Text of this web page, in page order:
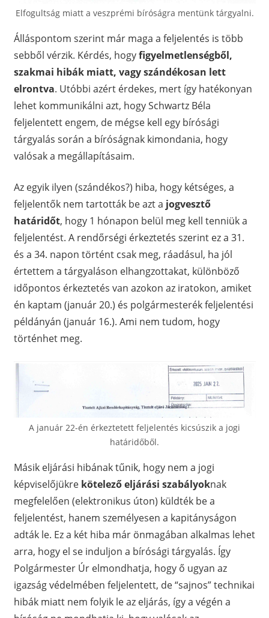
Elfogultság miatt a veszprémi bíróságra mentünk tárgyalni.
Álláspontom szerint már maga a feljelentés is több
sebből vérzik. Kérdés, hogyfigyelmetlenségből,
szakmai hibák miatt, vagy szándékosan lett
elrontva. Utóbbi azért érdekes, mert így hatékonyan
lehet kommunikálni azt, hogy Schwartz Béla
feljelentett engem, de mégse kell egy bírósági
tárgyalás során a bíróságnak kimondania, hogy
valósak a megállapításaim.
Az egyik ilyen (szándékos?) hiba, hogy kétséges, a
feljelentők nem tartották be azt a jogvesztő
határidőt, hogy 1 hónapon belül meg kell tenniük a
feljelentést. A rendőrségi érkeztetés szerint ez a 31.
és a 34. napon történt csak meg, ráadásul, ha jól
értettem a tárgyaláson elhangzottakat, különböző
időpontos érkeztetés van azokon az iratokon, amiket
én kaptam (január 20.) és polgármesterék feljelentési
példányán (január 16.). Ami nem tudom, hogy
történhet meg.
A január 22-én érkeztetett feljelentés kicsúszik a jogi
határidőből.
Másik eljárási hibának tűnik, hogy nem a jogi
képviselőjükrekötelező eljárási szabályoknak
megfelelően (elektronikus úton) küldték be a
feljelentést, hanem személyesen a kapitányságon
adták le. Ez a két hiba már önmagában alkalmas lehet
arra, hogy el se induljon a bírósági tárgyalás. Így
Polgármester Úr elmondhatja, hogy ő ugyan az
igazság védelmében feljelentett, de “sajnos” technikai
hibák miatt nem folyik le az eljárás, így a végén a